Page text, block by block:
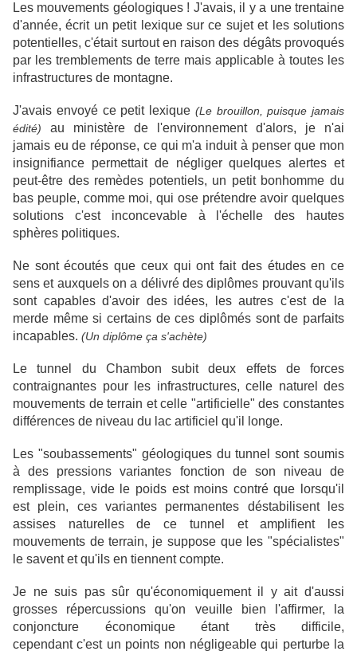
Les mouvements géologiques ! J'avais, il y a une trentaine
d'année, écrit un petit lexique sur ce sujet et les solutions
potentielles, c'était surtout en raison des dégâts provoqués
par les tremblements de terre mais applicable à toutes les
infrastructures de montagne.
J'avais envoyé ce petit lexique (Le brouillon, puisque jamais
édité) au ministère de l'environnement d'alors, je n'ai
jamais eu de réponse, ce qui m'a induit à penser que mon
insignifiance permettait de négliger quelques alertes et
peut-être des remèdes potentiels, un petit bonhomme du
bas peuple, comme moi, qui ose prétendre avoir quelques
solutions c'est inconcevable à l'échelle des hautes
sphères politiques.
Ne sont écoutés que ceux qui ont fait des études en ce
sens et auxquels on a délivré des diplômes prouvant qu'ils
sont capables d'avoir des idées, les autres c'est de la
merde même si certains de ces diplômés sont de parfaits
incapables. (Un diplôme ça s'achète)
Le tunnel du Chambon subit deux effets de forces
contraignantes pour les infrastructures, celle naturel des
mouvements de terrain et celle "artificielle" des constantes
différences de niveau du lac artificiel qu'il longe.
Les "soubassements" géologiques du tunnel sont soumis
à des pressions variantes fonction de son niveau de
remplissage, vide le poids est moins contré que lorsqu'il
est plein, ces variantes permanentes déstabilisent les
assises naturelles de ce tunnel et amplifient les
mouvements de terrain, je suppose que les "spécialistes"
le savent et qu'ils en tiennent compte.
Je ne suis pas sûr qu'économiquement il y ait d'aussi
grosses répercussions qu'on veuille bien l'affirmer, la
conjoncture économique étant très difficile,
cependant c'est un points non négligeable qui perturbe la